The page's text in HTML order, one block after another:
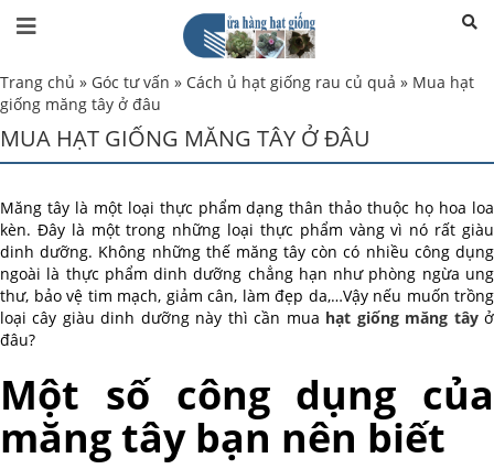
Trang chủ » Góc tư vấn » Cách ủ hạt giống rau củ quả » Mua hạt
giống măng tây ở đâu
MUA HẠT GIỐNG MĂNG TÂY Ở ĐÂU
Măng tây là một loại thực phẩm dạng thân thảo thuộc họ hoa loa
kèn. Đây là một trong những loại thực phẩm vàng vì nó rất giàu
dinh dưỡng. Không những thế măng tây còn có nhiều công dụng
ngoài là thực phẩm dinh dưỡng chẳng hạn như phòng ngừa ung
thư, bảo vệ tim mạch, giảm cân, làm đẹp da,…Vậy nếu muốn trồng
loại cây giàu dinh dưỡng này thì cần mua hạt giống măng tâyở
đâu?
Một số công dụng của
măng tây bạn nên biết